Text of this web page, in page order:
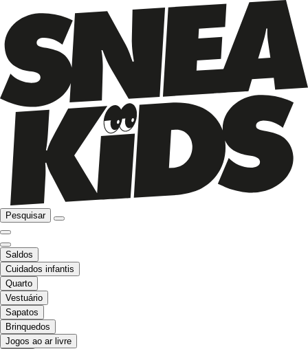
Pesquisar
Saldos
Cuidados infantis
Quarto
Vestuário
Sapatos
Brinquedos
Jogos ao ar livre